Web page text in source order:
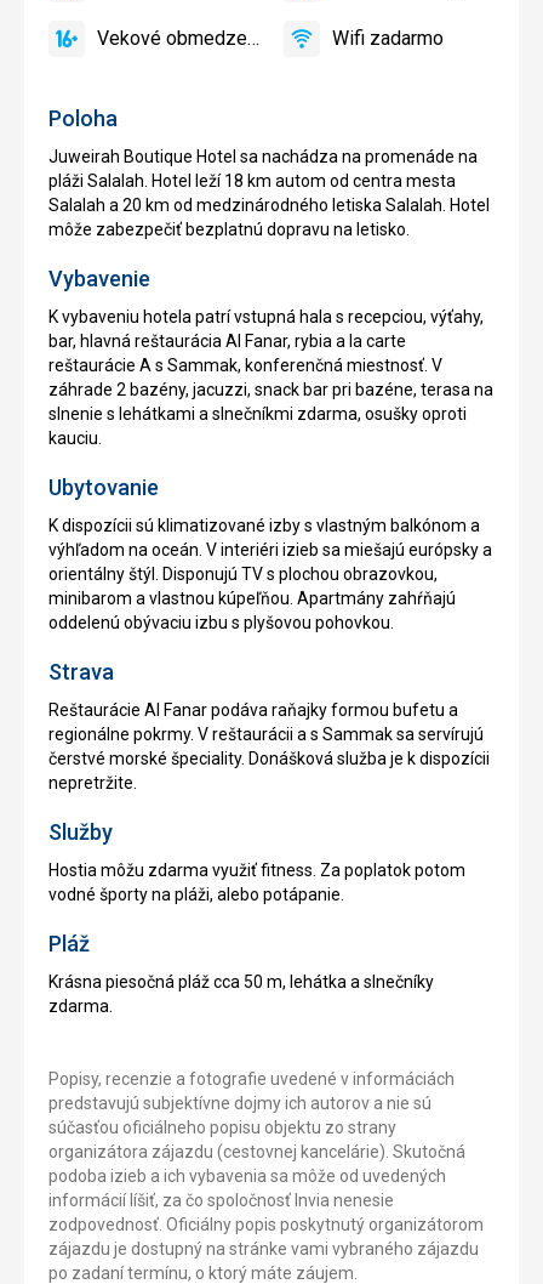
Poloha
Juweirah Boutique Hotel sa nachádza na promenáde na
pláži Salalah. Hotel leží 18 km autom od centra mesta
Salalah a 20 km od medzinárodného letiska Salalah. Hotel
môže zabezpečiť bezplatnú dopravu na letisko.
Vybavenie
K vybaveniu hotela patrí vstupná hala s recepciou, výťahy,
bar, hlavná reštaurácia Al Fanar, rybia a la carte
reštaurácie A s Sammak, konferenčná miestnosť. V
záhrade 2 bazény, jacuzzi, snack bar pri bazéne, terasa na
slnenie s lehátkami a slnečníkmi zdarma, osušky oproti
kauciu.
Ubytovanie
K dispozícii sú klimatizované izby s vlastným balkónom a
výhľadom na oceán. V interiéri izieb sa miešajú európsky a
orientálny štýl. Disponujú TV s plochou obrazovkou,
minibarom a vlastnou kúpeľňou. Apartmány zahŕňajú
oddelenú obývaciu izbu s plyšovou pohovkou.
Strava
Reštaurácie Al Fanar podáva raňajky formou bufetu a
regionálne pokrmy. V reštaurácii a s Sammak sa servírujú
čerstvé morské špeciality. Donášková služba je k dispozícii
nepretržite.
Služby
Hostia môžu zdarma využiť fitness. Za poplatok potom
vodné športy na pláži, alebo potápanie.
Pláž
Krásna piesočná pláž cca 50 m, lehátka a slnečníky
zdarma.
Popisy, recenzie a fotografie uvedené v informáciách
predstavujú subjektívne dojmy ich autorov a nie sú
súčasťou oficiálneho popisu objektu zo strany
organizátora zájazdu (cestovnej kancelárie). Skutočná
podoba izieb a ich vybavenia sa môže od uvedených
informácií líšiť, za čo spoločnosť Invia nenesie
zodpovednosť. Oficiálny popis poskytnutý organizátorom
zájazdu je dostupný na stránke vami vybraného zájazdu
po zadaní termínu, o ktorý máte záujem.
zadarmo
Vekové
Vekové obmedzenie
áno
Wifi
Wifi zadarmo
áno